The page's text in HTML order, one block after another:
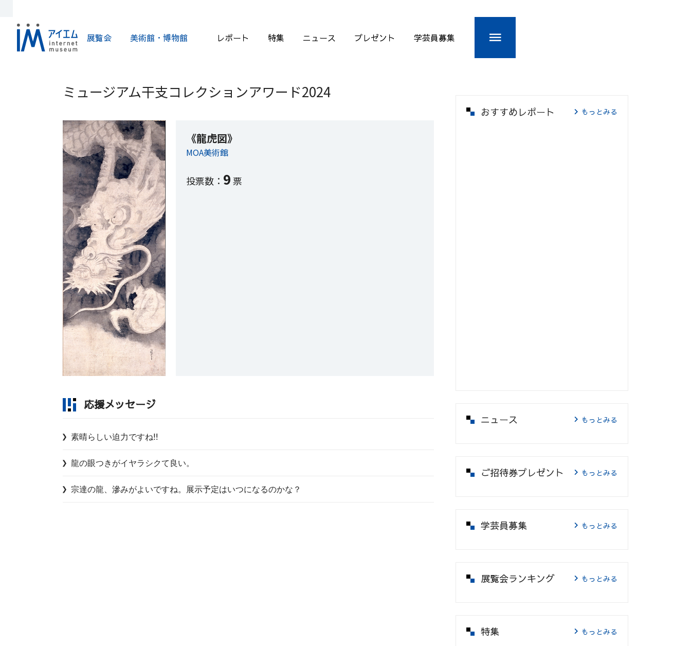
展覧会 美術館・博物館 レポート 特集 ニュース プレゼント 学芸員募集
ミュージアム干支コレクションアワード2024
《龍虎図》
MOA美術館
投票数： 9票
応援メッセージ
素晴らしい迫力ですね‼️
龍の眼つきがイヤラシクて良い。
宗達の龍、滲みがよいですね。展示予定はいつになるのかな？
おすすめレポート もっとみる
ニュース もっとみる
ご招待券プレゼント もっとみる
学芸員募集 もっとみる
展覧会ランキング もっとみる
特集 もっとみる